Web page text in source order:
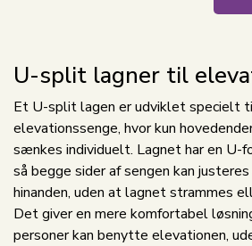
U-split lagner til
Et U-split lagen er udviklet specielt
elevationssenge, hvor kun
sænkes individuelt. Lagnet har en U-
så begge sider af sengen kan
hinanden, uden at lagnet strammes
Det giver en mere komfortabel
personer kan benytte elevationen,